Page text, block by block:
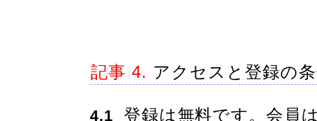
記事 4. アクセスと登録の
4.1 登録は無料です。会員